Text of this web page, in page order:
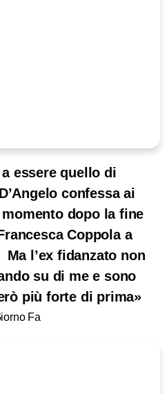
essere quello di
confessa ai
dopo la fine
Coppola a
l’ex fidanzato non
su di me e sono
più forte di prima»
Fa